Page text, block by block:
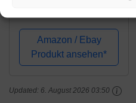
Amazon / Ebay
Produkt ansehen*
Updated: 6. August 2026 03:50